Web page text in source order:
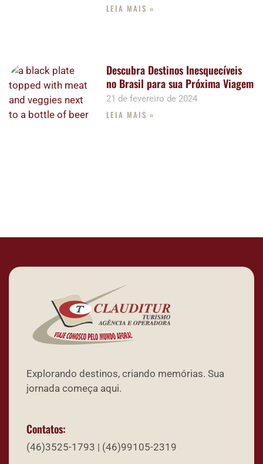
LEIA MAIS »
Descubra Destinos Inesquecíveis
no Brasil para sua Próxima Viagem
21 de fevereiro de 2024
LEIA MAIS »
Explorando destinos, criando memórias. Sua
jornada começa aqui.
Contatos:
(46)3525-1793 | (46)99105-2319